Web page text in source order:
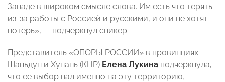
Западе в широком смысле слова. Им есть что терять
из-за работы с Россией и русскими, и они не хотят
потерь», — подчеркнул спикер.
Представитель «ОПОРЫ РОССИИ» в провинциях
Шаньдун и Хунань (КНР) Елена Лукина подчеркнула,
что ее выбор пал именно на эту территорию,